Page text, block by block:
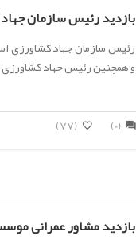
بازدید رئیس سازمان
رئیس سازمان جهاد کشاورزی
و همچنین رئیس جهاد
(77) (0)
بازدید مشاور عمرانی